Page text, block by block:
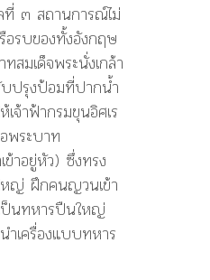
ที่ ๓ สถานการณ์ไม่
รือรบของทั้งอังกฤษ
สมเด็จพระนั่งเกล้า
บปรุงป้อมที่ปากน้ำ
จ้าฟ้ากรมขุนอิศเร
พระบาท
ข้าอยู่หัว) ซึ่งทรง
หญ่ ฝึกคนญวนเข้า
ป็นทหารปืนใหญ่
ำเครื่องแบบทหาร